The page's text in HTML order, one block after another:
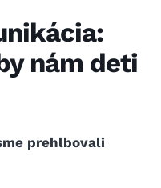
nám deti
prehlbovali